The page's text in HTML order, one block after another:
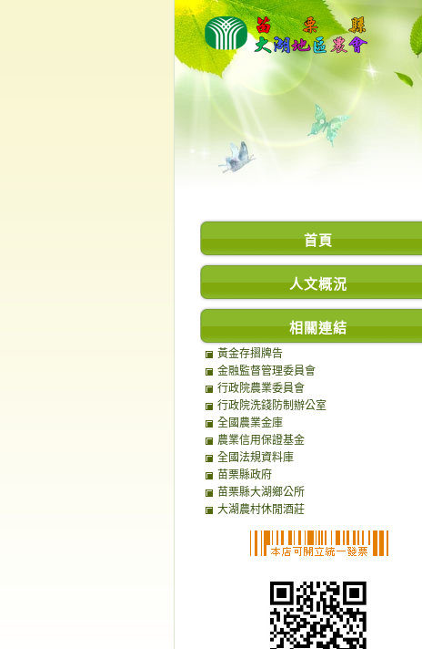
首頁
人文概況
相關連結
黃金存摺牌告
金融監督管理委員會
行政院農業委員會
行政院洗錢防制辦公室
全國農業金庫
農業信用保證基金
全國法規資料庫
苗栗縣政府
苗栗縣大湖鄉公所
大湖農村休閒酒莊